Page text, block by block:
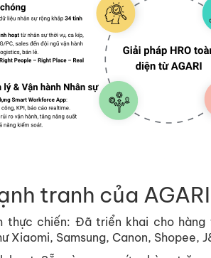
tranh của AGARI
thực chiến: Đã triển khai cho
Xiaomi, Samsung, Canon, Shopee,